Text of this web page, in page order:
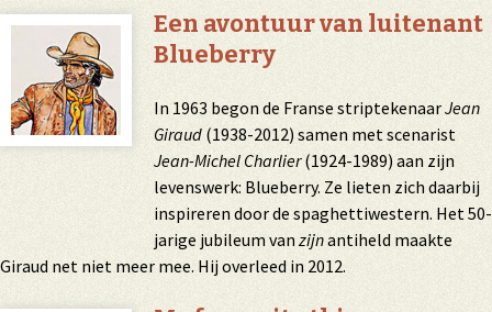
Een avontuur van luitenant
Blueberry
In 1963 begon de Franse striptekenaarJean
Giraud (1938-2012) samen met scenarist
Jean-Michel Charlier(1924-1989) aan zijn
levenswerk: Blueberry. Ze lieten zich daarbij
inspireren door de spaghettiwestern. Het 50-
jarige jubileum vanzijnantiheld maakte
Giraud net niet meer mee. Hij overleed in 2012.